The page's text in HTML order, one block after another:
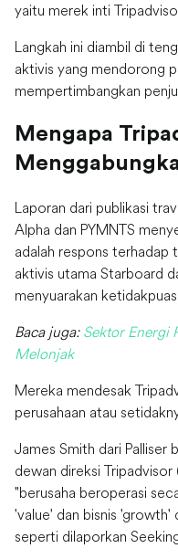
yaitu merek inti
Langkah ini diambil di
aktivis yang mendorong
mempertimbangkan
Mengapa
Laporan dari publikasi
Alpha dan PYMNTS
adalah respons terhadap
aktivis utama Starboard
menyuarakan
Baca juga: Sektor Energi
Melonjak
Mereka mendesak
perusahaan atau
James Smith dari Palliser
dewan direksi Tripadvisor
"berusaha beroperasi
'value' dan bisnis 'growth'
seperti dilaporkan